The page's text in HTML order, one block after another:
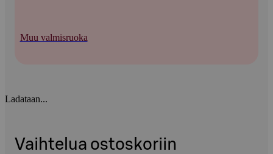
Muu valmisruoka
Ladataan...
Vaihtelua ostoskoriin